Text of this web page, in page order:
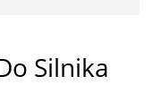
Silnika